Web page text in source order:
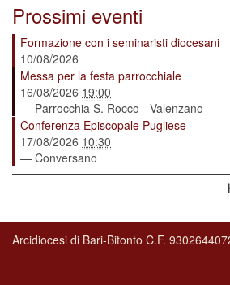
Prossimi eventi
Formazione con i seminaristi diocesani
10/08/2026
Messa per la festa parrocchiale
16/08/2026 19:00
— Parrocchia S. Rocco - Valenzano
Conferenza Episcopale Pugliese
17/08/2026 10:30
— Conversano
Arcidiocesi di Bari-Bitonto C.F.